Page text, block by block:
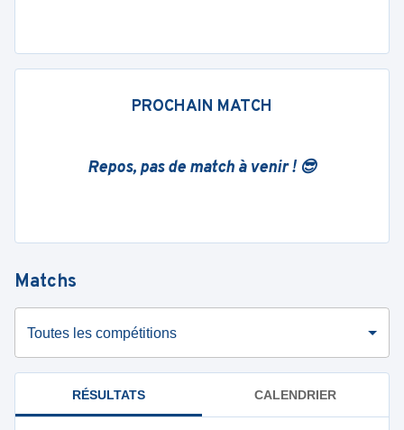
PROCHAIN MATCH
Repos, pas de match à venir ! 😎
Matchs
Toutes les compétitions
RÉSULTATS CALENDRIER